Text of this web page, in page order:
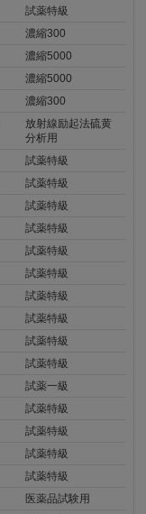
試薬特級
濃縮300
濃縮5000
濃縮5000
濃縮300
放射線励起法硫黄
分析用
試薬特級
試薬特級
試薬特級
試薬特級
試薬特級
試薬特級
試薬特級
試薬特級
試薬特級
試薬特級
試薬一級
試薬特級
試薬特級
試薬特級
試薬特級
医薬品試験用